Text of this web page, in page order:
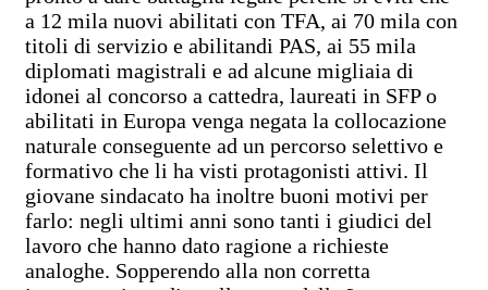
a 12 mila nuovi abilitati con TFA, ai 70 mila con
titoli di servizio e abilitandi PAS, ai 55 mila
diplomati magistrali e ad alcune migliaia di
idonei al concorso a cattedra, laureati in SFP o
abilitati in Europa venga negata la collocazione
naturale conseguente ad un percorso selettivo e
formativo che li ha visti protagonisti attivi. Il
giovane sindacato ha inoltre buoni motivi per
farlo: negli ultimi anni sono tanti i giudici del
lavoro che hanno dato ragione a richieste
analoghe. Sopperendo alla non corretta